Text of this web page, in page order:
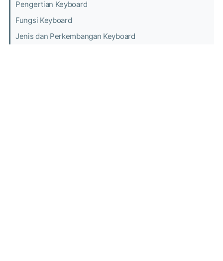
Pengertian Keyboard
Fungsi Keyboard
Jenis dan Perkembangan Keyboard